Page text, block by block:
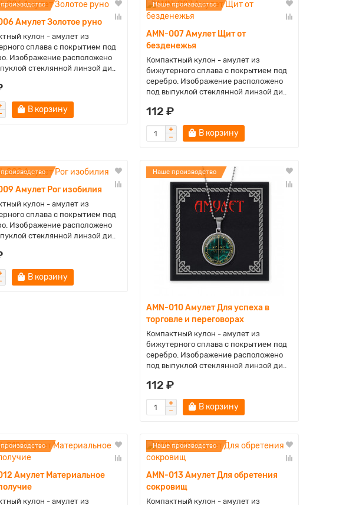
Амулет Золотое руно
кулон - амулет из
сплава с покрытием под
Изображение расположено
стеклянной линзой ди..
В корзину
Наше производство
AMN-007 Амулет Щит от
безденежья
Компактный кулон - амулет из
бижутерного сплава с покрытием под
серебро. Изображение расположено
под выпуклой стеклянной линзой ди..
112 ₽
В корзину
Амулет Рог изобилия
кулон - амулет из
сплава с покрытием под
Изображение расположено
стеклянной линзой ди..
В корзину
Наше производство
AMN-010 Амулет Для успеха в
торговле и переговорах
Компактный кулон - амулет из
бижутерного сплава с покрытием под
серебро. Изображение расположено
под выпуклой стеклянной линзой ди..
112 ₽
В корзину
Амулет Материальное
кулон - амулет из
Наше производство
AMN-013 Амулет Для обретения
сокровищ
Компактный кулон - амулет из